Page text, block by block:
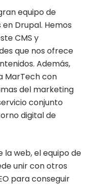
equipo de
Drupal. Hemos
CMS y
que nos ofrece
Además,
MarTech con
del marketing
conjunto
digital de
la web, el equipo de
unir con otros
para conseguir